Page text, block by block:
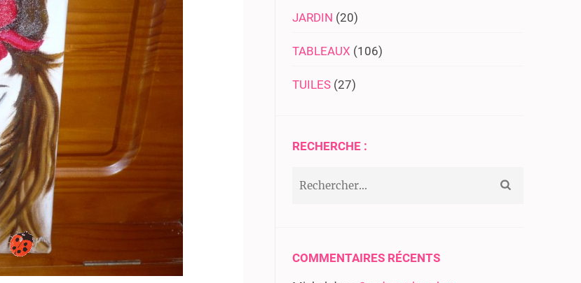
JARDIN (20)
TABLEAUX (106)
TUILES (27)
RECHERCHE :
COMMENTAIRES RÉCENTS